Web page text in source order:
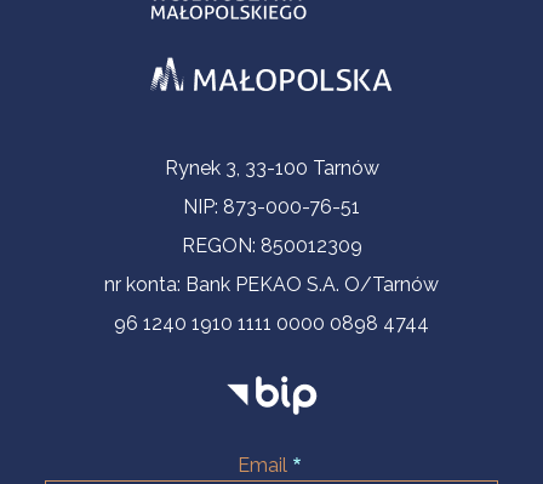
Informacje kontaktoweRynek 3, 33-100 Tarnów
NIP: 873-000-76-51
REGON: 850012309
nr konta: Bank PEKAO S.A. O/Tarnów
96 1240 1910 1111 0000 0898 4744
Email